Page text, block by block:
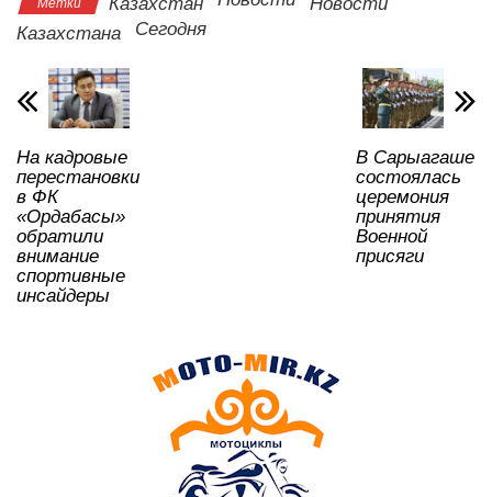
p
p
o
o
k
ть
Казахстана
Сегодня
На кадровые
перестановки
в ФК
«Ордабасы»
обратили
внимание
спортивные
инсайдеры
В Сарыагаше
состоялась
церемония
принятия
Военной
присяги